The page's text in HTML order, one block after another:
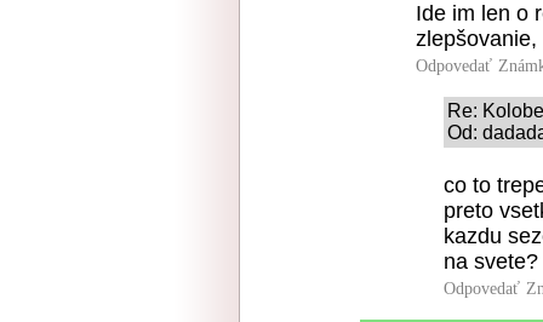
Ide im len o
Odpovedať
Re:
Od:
co to
preto
kazdu
na svete?
Odpovedať